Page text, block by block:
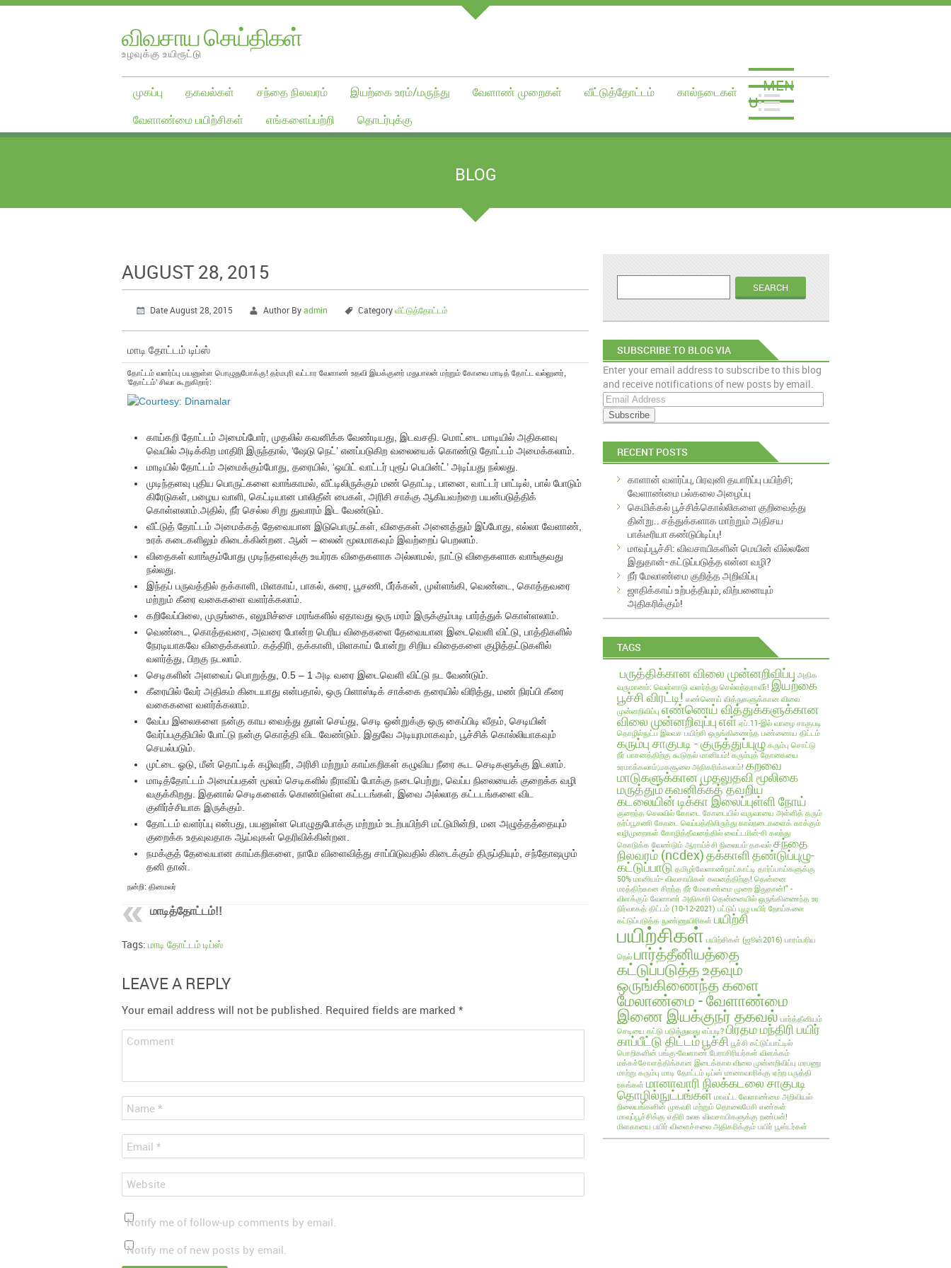
விவசாய செய்திகள்
உழவுக்கு உயிரூட்டு
முகப்பு தகவல்கள் சந்தை நிலவரம் இயற்கை உரம்/மருந்து வேளாண் முறைகள் வீட்டுத்தோட்டம்
கால்நடைகள்
வேளாண்மை பயிற்சிகள்
எங்களைப்பற்றி தொடர்புக்கு
MEN
U
BLOG
AUGUST 28, 2015
Date August 28, 2015 Author Byadmin Categoryவீட்டுத்தோட்டம்
மாடி தோட்டம் டிப்ஸ்
தோட்டம் வளர்ப்பு பயனுள்ள பொழுதுபோக்கு! தர்மபுரி வட்டார வேளாண் உதவி இயக்குனர் மதுபாலன் மற்றும் கோவை மாடித் தோட்ட வல்லுனர்,
‘தோட்டம்’ சிவா கூறுகிறார்:
காய்கறி தோட்டம் அமைப்போர், முதலில் கவனிக்க வேண்டியது, இடவசதி. மொட்டை மாடியில் அதிகளவு
வெயில் அடிக்கிற மாதிரி இருந்தால், ‘ஷேடு நெட்’ எனப்படுகிற வலையைக் கொண்டு தோட்டம் அமைக்கலாம்.
மாடியில் தோட்டம் அமைக்கும்போது, தரையில், ‘ஒயிட் வாட்டர் புரூப் பெயின்ட்’ அடிப்பது நல்லது.
முடிந்தளவு புதிய பொருட்களை வாங்காமல், வீட்டிலிருக்கும் மண் தொட்டி, பானை, வாட்டர் பாட்டில், பால் போடும்
கிரேடுகள், பழைய வாளி, கெட்டியான பாலிதீன் பைகள், அரிசி சாக்கு ஆகியவற்றை பயன்படுத்திக்
கொள்ளலாம்.அதில், நீர் செல்ல சிறு துவாரம் இட வேண்டும்.
வீட்டுத் தோட்டம் அமைக்கத் தேவையான இடுபொருட்கள், விதைகள் அனைத்தும் இப்போது, எல்லா வேளாண்,
உரக் கடைகளிலும் கிடைக்கின்றன. ஆன் – லைன் மூலமாகவும் இவற்றைப் பெறலாம்.
விதைகள் வாங்கும்போது முடிந்தளவுக்கு உயர்ரக விதைகளாக அல்லாமல், நாட்டு விதைகளாக வாங்குவது
நல்லது.
இந்தப் பருவத்தில் தக்காளி, மிளகாய், பாகல், சுரை, பூசணி, பீர்க்கன், முள்ளங்கி, வெண்டை, கொத்தவரை
மற்றும் கீரை வகைகளை வளர்க்கலாம்.
கறிவேப்பிலை, முருங்கை, எலுமிச்சை மரங்களில் ஏதாவது ஒரு மரம் இருக்கும்படி பார்த்துக் கொள்ளலாம்.
வெண்டை, கொத்தவரை, அவரை போன்ற பெரிய விதைகளை தேவையான இடைவெளி விட்டு, பாத்திகளில்
நேரடியாகவே விதைக்கலாம். கத்திரி, தக்காளி, மிளகாய் போன்று சிறிய விதைகளை குழித்தட்டுகளில்
வளர்த்து, பிறகு நடலாம்.
செடிகளின் அளவைப் பொறுத்து, 0.5 – 1 அடி வரை இடைவெளி விட்டு நட வேண்டும்.
கீரையில் வேர் அதிகம் கிடையாது என்பதால், ஒரு பிளாஸ்டிக் சாக்கை தரையில் விரித்து, மண் நிரப்பி கீரை
வகைகளை வளர்க்கலாம்.
வேப்ப இலைகளை நன்கு காய வைத்து துாள் செய்து, செடி ஒன்றுக்கு ஒரு கைப்பிடி வீதம், செடியின்
வேர்ப்பகுதியில் போட்டு நன்கு கொத்தி விட வேண்டும். இதுவே அடியுரமாகவும், பூச்சிக் கொல்லியாகவும்
செயல்படும்.
முட்டை ஓடு, மீன் தொட்டிக் கழிவுநீர், அரிசி மற்றும் காய்கறிகள் கழுவிய நீரை கூட செடிகளுக்கு இடலாம்.
மாடித்தோட்டம் அமைப்பதன் மூலம் செடிகளில் நீராவிப் போக்கு நடைபெற்று, வெப்ப நிலையைக் குறைக்க வழி
வகுக்கிறது. இதனால் செடிகளைக் கொண்டுள்ள கட்டடங்கள், இவை அல்லாத கட்டடங்களை விட
குளிர்ச்சியாக இருக்கும்.
தோட்டம் வளர்ப்பு என்பது, பயனுள்ள பொழுதுபோக்கு மற்றும் உடற்பயிற்சி மட்டுமின்றி, மன அழுத்தத்தையும்
குறைக்க உதவுவதாக ஆய்வுகள் தெரிவிக்கின்றன.
நமக்குத் தேவையான காய்கறிகளை, நாமே விளைவித்து சாப்பிடுவதில் கிடைக்கும் திருப்தியும், சந்தோஷமும்
தனி தான்.
நன்றி: தினமலர்
மாடித்தோட்டம்!!
Tags: மாடி தோட்டம் டிப்ஸ்
LEAVE A REPLY
Your email address will not be published. Required fields are marked *
Comment
Name *
Email *
Website
Notify me of follow-up comments by email.
Notify me of new posts by email.
SUBSCRIBE TO BLOG VIA
EMAIL
Enter your email address to subscribe to this blog
and receive notifications of new posts by email.
E
m
a
i
A
RECENT POSTS
காளான் வளர்ப்பு, பிரவுனி தயாரிப்பு பயிற்சி;
வேளாண்மை பல்கலை அழைப்பு
கெமிக்கல் பூச்சிக்கொல்லிகளை குறிவைத்து
தின்று.. சத்துக்களாக மாற்றும் அதிசய
பாக்டீரியா கண்டுபிடிப்பு!
மாவுப்பூச்சி: விவசாயிகளின் மெயின் வில்லனே
இதுதான்- கட்டுப்படுத்த என்ன வழி?
நீர் மேலாண்மை குறித்த அறிவிப்பு
ஜாதிக்காய் உற்பத்தியும், விற்பனையும்
அதிகரிக்கும்!
TAGS
பருத்திக்கான விலை முன்னறிவிப்பு அதிக
வருமானம்: வெள்ளாடு வளர்த்து செல்வந்தராவீர்! இயற்கை
பூச்சி விரட்டி! எண்ணெய் வித்துகளுக்கான விலை
முன்னறிவிப்பு எண்ணெய் வித்துக்களுக்கான
விலை முன்னறிவுப்புஎள் ஏப்.11-இல் வாழை சாகுபடி
தொழில்நுட்ப இலவச பயிற்சி ஒருங்கிணைந்த பண்ணைய திட்டம்
கரும்பு சாகுபடி - குருத்துப்புழு கரும்பு சொட்டு
நீர் பாசனத்திற்கு கூடுதல் மானியம்! கரும்புத் தோகையை
உரமாக்கலாம்;மகசூலை அதிகரிக்கலாம்! கறவை
மாடுகளுக்கான முதலுதவி மூலிகை
மருத்தும்கவனிக்கத் தவறிய
கடலையின் டிக்கா இலைப்புள்ளி நோய்
குறைந்த செலவில் கோடை கோடையில் வருவாயை அள்ளித் தரும்
தர்ப்பூசணி கோடை வெப்பத்திலிருந்து கால்நடைகளைக் காக்கும்
வழிமுறைகள் கோழித்தீவனத்தில் வைட்டமின்-சி கலந்து
கொடுக்க வேண்டும் ஆராய்ச்சி நிலையம் தகவல் சந்தை
நிலவரம் (ncdex)தக்காளிதண்டுப்புழு-
கட்டுப்பாடு தமிழர்வேளாண்நாட்காட்டி தார்ப்பாய்களுக்கு
50% மானியம்- விவசாயிகள் கவனத்திற்கு! தென்னை
மரத்திற்கான சிறந்த நீர் மேலாண்மை முறை இதுதான்!" -
விளக்கும் வேளாண் அதிகாரி தென்னையில் ஒருங்கிணைந்த உர
நிர்வாகத் திட்டம் (10-12-2021) பட்டுப் புழு பயிர் நோய்களை
கட்டுப்படுத்த நுண்ணுயிரிகள் பயிற்சி
பயிற்சிகள் பயிற்சிகள் (ஜூன்2016) பாரம்பரிய
நெல் பார்த்தீனியத்தை
கட்டுப்படுத்த உதவும்
ஒருங்கிணைந்த களை
மேலாண்மை - வேளாண்மை
இணை இயக்குநர் தகவல் பார்த்தீனியம்
செடியை கட்டு படுத்துவது எப்படி? பிரதம மந்திரி பயிர்
காப்பீட்டு திட்டம்பூச்சி பூச்சி கட்டுப்பாட்டில்
பொறிகளின் பங்கு-வேளாண் பேராசிரியர்கள் விளக்கம்
மக்கச்சோளத்திக்கான இடைக்கால விலை முன்னறிவிப்பு மரபணு
மாற்று கரும்பு மாடி தோட்டம் டிப்ஸ் மானாவாரிக்கு ஏற்ற பருத்தி
ரகங்கள் மானாவாரி நிலக்கடலை சாகுபடி
தொழில்நுட்பங்கள் மாவட்ட வேளாண்மை அறிவியல்
நிலையங்களின் முகவரி மற்றும் தொலைபேசி எண்கள்
மாவுப்பூச்சிக்கு எதிரி உலக விவசாயிகளுக்கு நண்பன்!
மிளகாயை பயிர் விளைச்சலை அதிகரிக்கும் பயிர் பூஸ்டர்கள்